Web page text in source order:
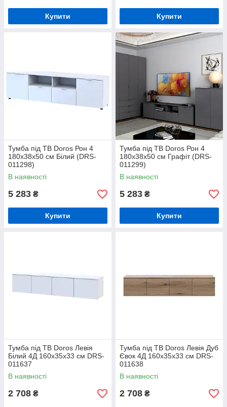
Купити Купити
Тумба під ТВ Doros Рон 4
180х38х50 см Білий (DRS-
011298)
В наявності
5 283 ₴
Купити
Тумба під ТВ Doros Рон 4
180х38х50 см Графіт (DRS-
011299)
В наявності
5 283 ₴
Купити
Тумба під ТВ Doros Левія
Білий 4Д 160х35х33 см DRS-
011637
В наявності
2 708 ₴
Тумба під ТВ Doros Левія Дуб
Євок 4Д 160х35х33 см DRS-
011638
В наявності
2 708 ₴